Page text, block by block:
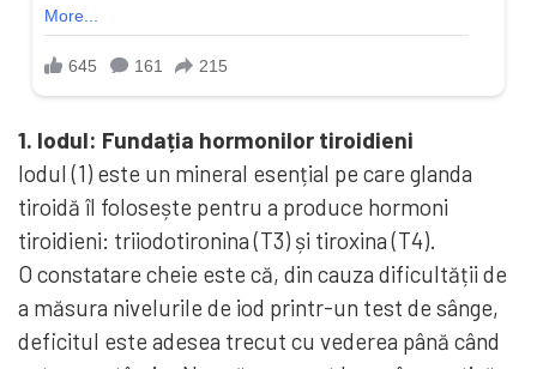
1. Iodul: Fundația hormonilor tiroidieni
Iodul (1) este un mineral esențial pe care glanda
tiroidă îl folosește pentru a produce hormoni
tiroidieni: triiodotironina (T3) și tiroxina (T4).
O constatare cheie este că, din cauza dificultății de
a măsura nivelurile de iod printr-un test de sânge,
deficitul este adesea trecut cu vederea până când